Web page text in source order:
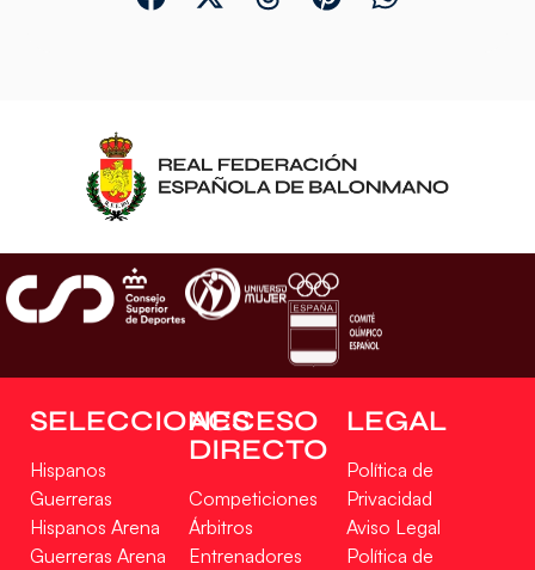
SELECCIONES
Hispanos
Guerreras
Hispanos Arena
Guerreras Arena
ACCESO
DIRECTO
Competiciones
Árbitros
Entrenadores
LEGAL
Política de
Privacidad
Aviso Legal
Política de